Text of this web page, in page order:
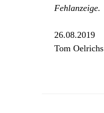
Fehlanzeige.
26.08.2019
Tom Oelrichs